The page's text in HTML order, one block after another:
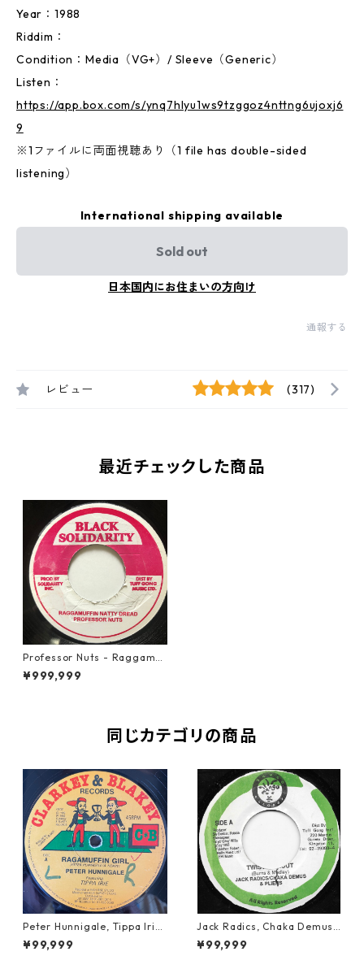
Year：1988
Riddim：
Condition：Media（VG+）/ Sleeve（Generic）
Listen：
https://app.box.com/s/ynq7hlyu1ws9tzggoz4nttng6ujoxj6
9
※1ファイルに両面視聴あり（1 file has double-sided
listening）
International shipping available
Sold out
日本国内にお住まいの方向け
通報する
レビュー (317)
最近チェックした商品
Professor Nuts - Raggamuf
fin Natty Dread【7-2069
3】
¥999,999
同じカテゴリの商品
Peter Hunnigale, Tippa Irie
- Raggamuffin Girl【12-50
045】
¥99,999
Jack Radics, Chaka Demus
& Pliers - Twist And Shout
【7-21830】
¥99,999